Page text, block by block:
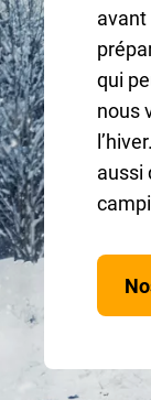
avant
qui
nous
aussi